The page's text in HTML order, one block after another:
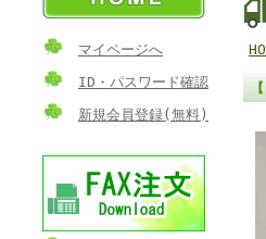
マイページへ
ID・パスワード確認
新規会員登録(無料)